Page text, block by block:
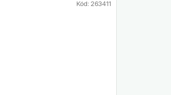
Kód: 263411